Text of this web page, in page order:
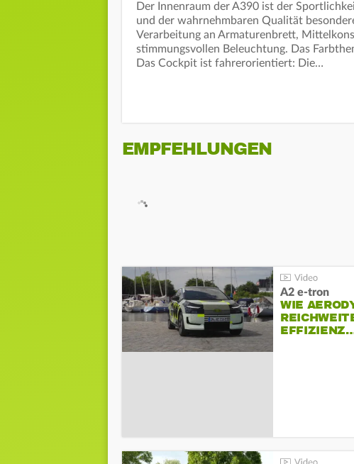
Der Innenraum der A390 ist der
und der wahrnehmbaren Qualität
Verarbeitung an Armaturenbrett,
stimmungsvollen Beleuchtung. Das
Das Cockpit ist fahrerorientiert: Die…
EMPFEHLUNGEN
A2 e-tron
WIE